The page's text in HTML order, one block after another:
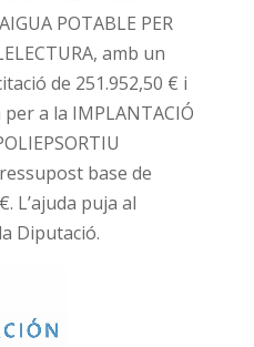
POTABLE PER
amb un
de 251.952,50 € i
a la IMPLANTACIÓ
base de
L’ajuda puja al
Diputació.